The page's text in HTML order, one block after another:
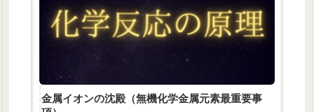
金属イオンの沈殿（無機化学金属元素最重要事